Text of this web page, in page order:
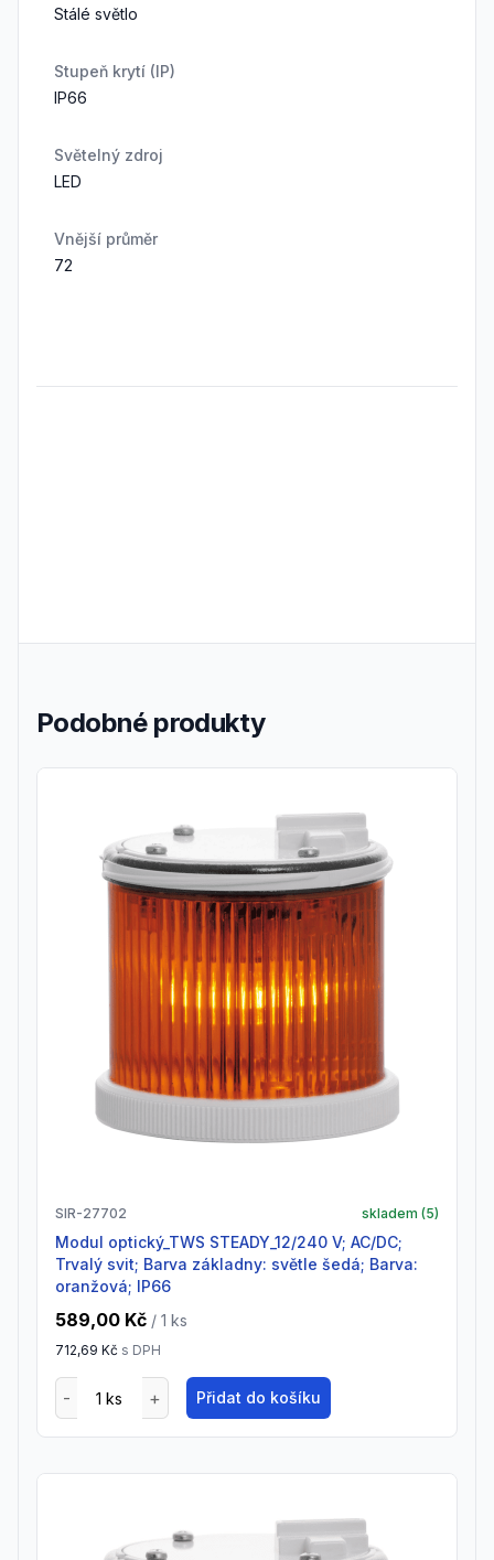
Stálé světlo
Stupeň krytí (IP)
IP66
Světelný zdroj
LED
Vnější průměr
72
Podobné produkty
SIR-27702 skladem (5)
Modul optický_TWS STEADY_12/240 V; AC/DC;
Trvalý svit; Barva základny: světle šedá; Barva:
oranžová; IP66
589,00 Kč / 1 ks
712,69 Kč s DPH
Přidat do košíku